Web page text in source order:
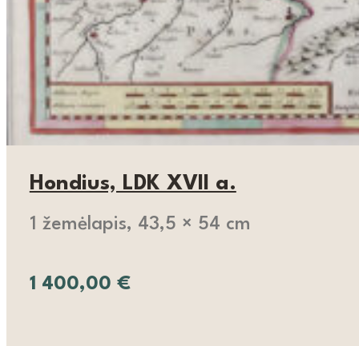
Hondius, LDK XVII a.
1 žemėlapis, 43,5 × 54 cm
1 400,00 €